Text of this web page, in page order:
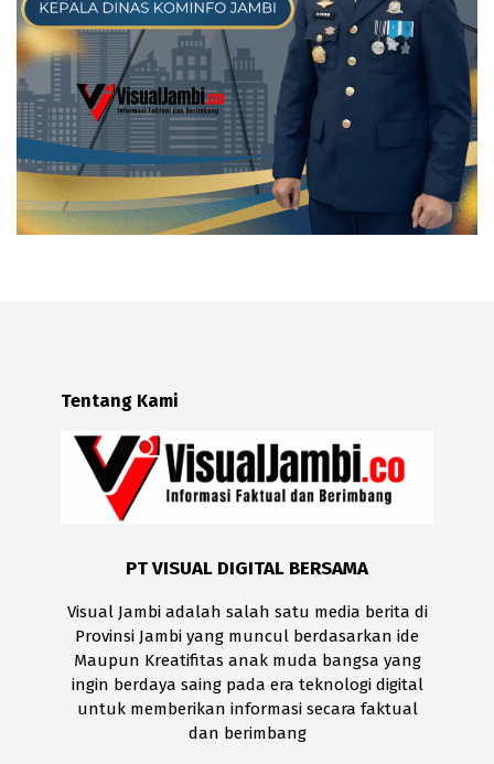
Tentang Kami
PT VISUAL DIGITAL BERSAMA
Visual Jambi adalah salah satu media berita di
Provinsi Jambi yang muncul berdasarkan ide
Maupun Kreatifitas anak muda bangsa yang
ingin berdaya saing pada era teknologi digital
untuk memberikan informasi secara faktual
dan berimbang